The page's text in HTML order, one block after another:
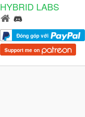
HYBRID LABS
Đóng góp với
Support me on